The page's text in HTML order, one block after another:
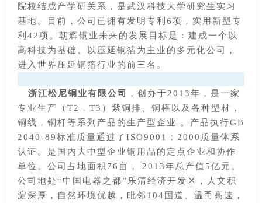
院校结成产学研关系，是武汉科技大学研究生实习
基地。目前，公司已拥有发明专利6项，实用新型专
利42项。朝辉铜业未来的发展目标是：建成一个以
高科技为基础、以压延铜箔为主业的多元化公司，
进入世界压延铜箔行业的前三名。
浙江松尼铜业有限公司
，创办于2013年，是一家
专业生产（T2，T3）紫铜排、铜棒以及各种型材，
铜线，铜杆等系列产品的生产型企业 。产品执行GB
2040-89标准质量通过了ISO9001：2000质量体系
认证。是国内大中型企业铜用品的定点企业和协作
单位。公司占地面积76亩， 2013年总产值5亿元。
公司地处“中国电器之都”乐清经济开发区，人文积
淀深厚，自然环境优越，毗邻104国道、温甬高速，